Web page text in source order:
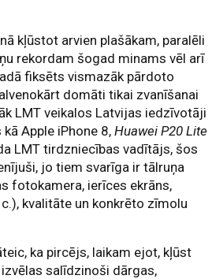
kļūstot arvien plašākam, paralēli
rekordam šogad minams vēl arī
fiksēts vismazāk pārdoto
domāti tikai zvanīšanai
LMT veikalos Latvijas iedzīvotāji
Apple iPhone 8,Huawei P20 Lite
LMT tirdzniecības vadītājs, šos
jo tiem svarīga ir tālruņa
fotokamera, ierīces ekrāns,
kvalitāte un konkrēto zīmolu
ka pircējs, laikam ejot, kļūst
izvēlas salīdzinoši dārgas,